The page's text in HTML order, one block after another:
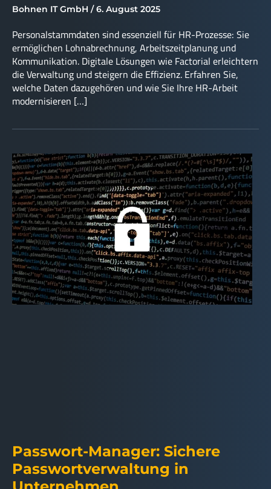
Bohnen IT GmbH 6. August 2025
Personalstammdaten sind essenziell für HR-Prozesse: Sie
ermöglichen Lohnabrechnung, Arbeitszeitplanung und
Kommunikation. Digitale Lösungen wie Factorial erleichtern
die Verwaltung und steigern die Effizienz. Erfahren Sie,
welche Daten dazugehören und wie Sie Ihre HR-Arbeit
modernisieren […]
Passwort-Manager: Sichere
Passwortverwaltung in